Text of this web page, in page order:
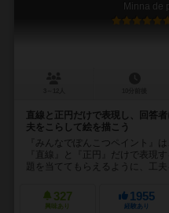
Minna de
直線と正円だけで表現し、回答
夫をこらして絵を描こう
『みんなでぽんこつペイント』
『直線』と『正円』だけで表現
題を当ててもらえるように、工
327
興味あり
1955
経験あり